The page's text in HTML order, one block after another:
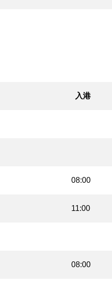
入港
08:00
11:00
08:00